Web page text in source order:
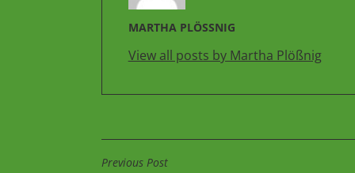
MARTHA PLÖSSNIG
View all posts by Martha Plößnig
Previous Post